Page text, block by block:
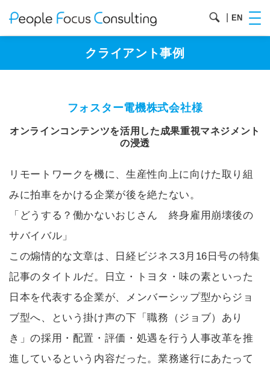
EN
クライアント事例
フォスター電機株式会社様
オンラインコンテンツを活用した成果重視マネジメント
の浸透
リモートワークを機に、生産性向上に向けた取り組
みに拍車をかける企業が後を絶たない。
「どうする？働かないおじさん 終身雇用崩壊後の
サバイバル」
この煽情的な文章は、日経ビジネス3月16日号の特集
記事のタイトルだ。日立・トヨタ・味の素といった
日本を代表する企業が、メンバーシップ型からジョ
ブ型へ、という掛け声の下「職務（ジョブ）あり
き」の採用・配置・評価・処遇を行う人事改革を推
進しているという内容だった。業務遂行にあたって